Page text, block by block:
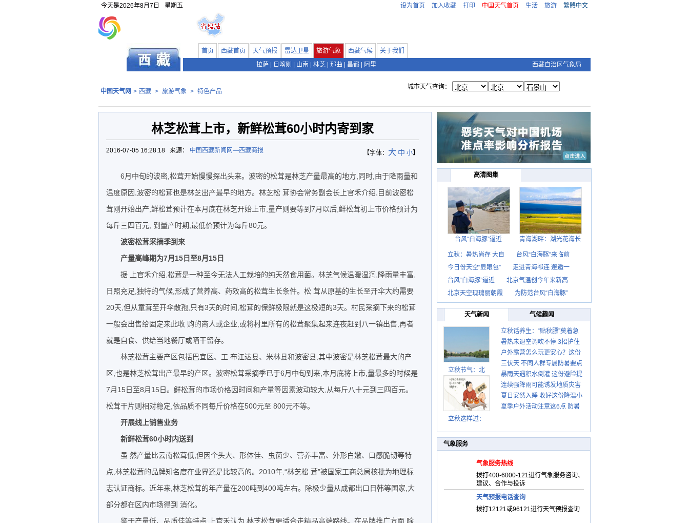
今天是2026年8月7日 星期五 设为首页 加入收藏 打印 中国天气首页 生活 旅游 繁體中文
首页 西藏首页 天气预报 雷达卫星 旅游气象 西藏气候
关于我们
拉萨
日喀则 山南 林芝 那曲 昌都 阿里 西藏自治区气象局
中国天气网 > 西藏 > 旅游气象 > 特色产品
城市天气查询：
林芝松茸上市，新鲜松茸60小时内寄到家
【字体： 大 中 小】
2016-07-05 16:28:18 来源： 中国西藏新闻网—西藏商报
6月中旬的波密,松茸开始慢慢探出头来。波密的松茸是林芝产量最高的地方,同时,由于降雨量和
温度原因,波密的松茸也是林芝出产最早的地方。林芝松 茸协会常务副会长上官禾介绍,目前波密松
茸刚开始出产,鲜松茸预计在本月底在林芝开始上市,量产则要等到7月以后,鲜松茸初上市价格预计为
每斤三四百元, 到量产时期,最低价预计为每斤80元。
波密松茸采摘季到来
产量高峰期为7月15日至8月15日
据 上官禾介绍,松茸是一种至今无法人工栽培的纯天然食用菌。林芝气候温暖湿润,降雨量丰富,
日照充足,独特的气候,形成了营养高、药效高的松茸生长条件。松 茸从原基的生长至开伞大约需要
20天,但从童茸至开伞散孢,只有3天的时间,松茸的保鲜极限就是这极短的3天。村民采摘下来的松茸
一般会出售给固定来此收 购的商人或企业,或将村里所有的松茸聚集起来连夜赶到八一镇出售,再者
就是自食、供给当地餐厅或晒干留存。
林芝松茸主要产区包括巴宜区、工 布江达县、米林县和波密县,其中波密是林芝松茸最大的产
区,也是林芝松茸出产最早的产区。波密松茸采摘季已于6月中旬到来,本月底将上市,量最多的时候是
7月15日至8月15日。鲜松茸的市场价格因时间和产量等因素波动较大,从每斤八十元到三四百元。
松茸干片则相对稳定,依品质不同每斤价格在500元至 800元不等。
开展线上销售业务
新鲜松茸60小时内送到
虽 然产量比云南松茸低,但因个头大、形体佳、虫菌少、营养丰富、外形白嫩、口感脆韧等特
点,林芝松茸的品牌知名度在业界还是比较高的。2010年,“林芝松 茸”被国家工商总局核批为地理标
志认证商标。近年来,林芝松茸的年产量在200吨到400吨左右。除极少量从成都出口日韩等国家,大
部分都在区内市场得到 消化。
鉴于产量低、品质佳等特点,上官禾认为,林芝松茸更适合走精品高端路线。在品牌推广方面,除
高清图集
台风“白海豚”逼近 青海湖畔：湖光花海长
立秋：暑热尚存 大自
台风“白海豚”来临前
今日份天空“显眼包”
走进青海祁连 邂逅一
台风“白海豚”逼近
北京气温创今年来新高
北京天空现瑰丽朝霞
为防范台风“白海豚”
天气新闻 气候趣闻
立秋节气：北
立秋这样过：
立秋话养生：“贴秋膘”莫着急
先清暑再防燥
暑热未退空调吹不停 3招护住
肩颈不酸痛
户外露营怎么玩更安心？这份
攻略请收好
三伏天 不同人群专属防暑要点
请收好
暴雨天遇积水倒灌 这份避险提
示请收好
连续强降雨可能诱发地质灾害
这些前兆要知道
夏日安然入睡 收好这份降温小
贴士
夏季户外活动注意这6点 防暑
气象服务
气象服务热线
拨打400-6000-121进行气象服务咨询、
建议、合作与投诉
天气预报电话查询
拨打12121或96121进行天气预报查询